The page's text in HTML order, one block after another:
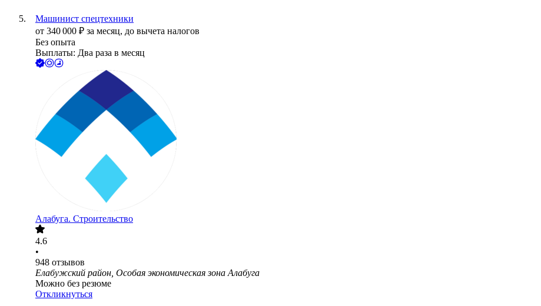
Машинист спецтехники
от 340 000 ₽ за месяц, до вычета налогов
Без опыта
Выплаты: Два раза в месяц
Алабуга. Строительство
4.6
•
948 отзывов
Елабужский район, Особая экономическая зона Алабуга
Можно без резюме
Откликнуться